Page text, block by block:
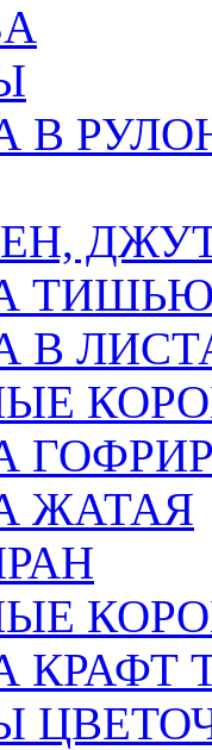
В
В
ЖАТАЯ
КРАФТ